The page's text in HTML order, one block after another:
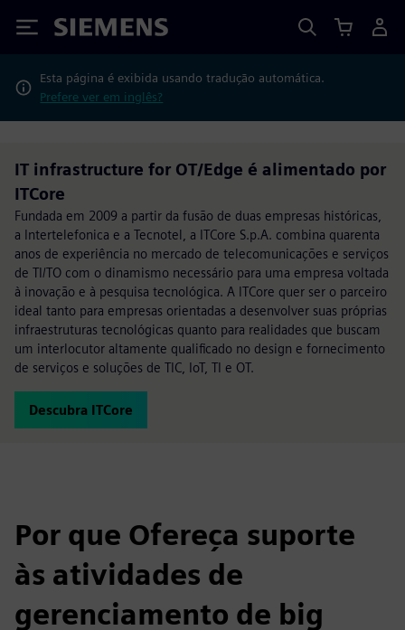
Siemens
Esta página é exibida usando tradução automática.
Prefere ver em inglês?
IT infrastructure for OT/Edge é alimentado por
ITCore
Fundada em 2009 a partir da fusão de duas empresas históricas,
a Intertelefonica e a Tecnotel, a ITCore S.p.A. combina quarenta
anos de experiência no mercado de telecomunicações e serviços
de TI/TO com o dinamismo necessário para uma empresa voltada
à inovação e à pesquisa tecnológica. A ITCore quer ser o parceiro
ideal tanto para empresas orientadas a desenvolver suas próprias
infraestruturas tecnológicas quanto para realidades que buscam
um interlocutor altamente qualificado no design e fornecimento
de serviços e soluções de TIC, IoT, TI e OT.
Descubra ITCore
Por que Ofereça suporte
às atividades de
gerenciamento de big